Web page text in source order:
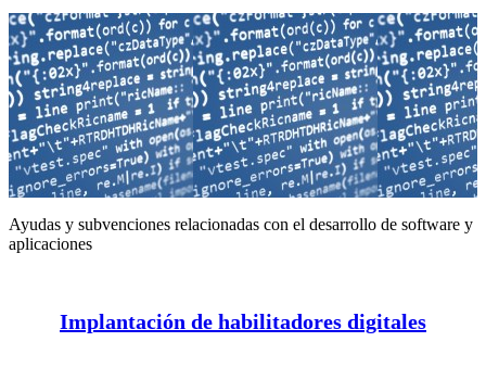
Ayudas y subvenciones relacionadas con el desarrollo de software y
aplicaciones
Implantación de habilitadores digitales